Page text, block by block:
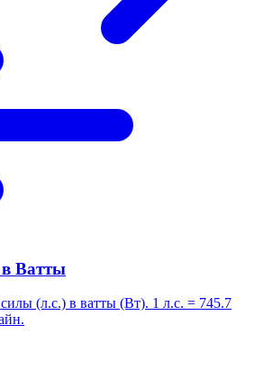
Ватты
(л.с.) в ватты (Вт). 1 л.с. = 745.7